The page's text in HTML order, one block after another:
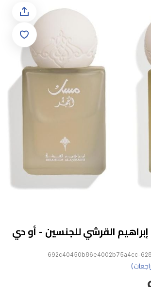
القرشي للجنسين - أو دي